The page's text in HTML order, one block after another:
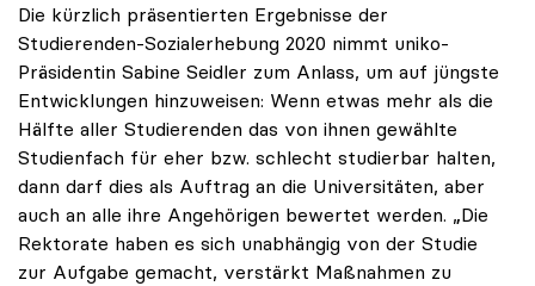
Die kürzlich präsentierten Ergebnisse der
Studierenden-Sozialerhebung 2020 nimmt uniko-
Präsidentin Sabine Seidler zum Anlass, um auf jüngste
Entwicklungen hinzuweisen: Wenn etwas mehr als die
Hälfte aller Studierenden das von ihnen gewählte
Studienfach für eher bzw. schlecht studierbar halten,
dann darf dies als Auftrag an die Universitäten, aber
auch an alle ihre Angehörigen bewertet werden. „Die
Rektorate haben es sich unabhängig von der Studie
zur Aufgabe gemacht, verstärkt Maßnahmen zu